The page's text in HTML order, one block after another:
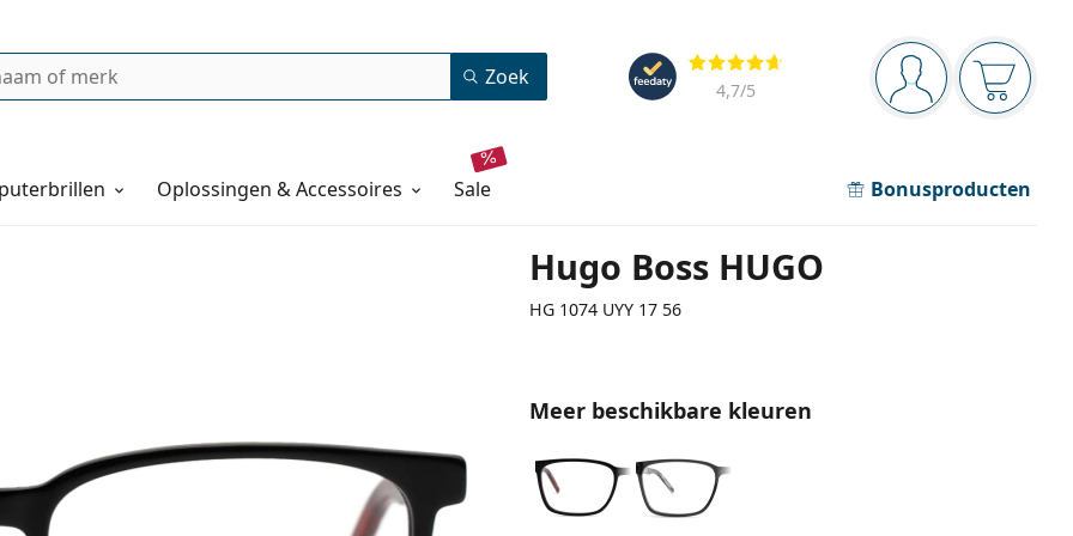
Navigatie
Je bent ingelogd
Jouw
Beoordelingen
4,7/5
Zoek
Oplossingen & Accessoires sale Bonusproducten
Hugo Boss HUGO
HG 1074 UYY 17 56
Meer beschikbare kleuren